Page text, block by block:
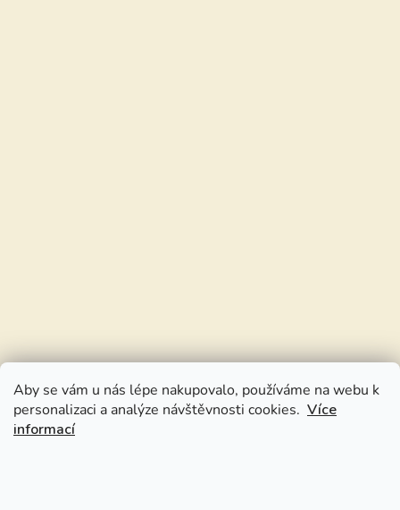
Aby se vám u nás lépe nakupovalo, používáme na webu k
personalizaci a analýze návštěvnosti cookies. Více
informací